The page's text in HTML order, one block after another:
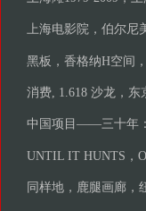
上海电影院，伯尔尼
黑板，香格纳H空间
消费, 1.618 沙龙，东
中国项目——三十年
UNTIL IT HUNTS，
同样地，鹿腿画廊，